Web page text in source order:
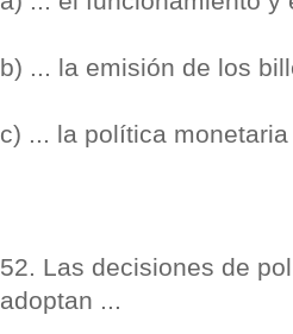
b) ... la emisión de los
c) ... la política
52. Las decisiones de
adoptan ...